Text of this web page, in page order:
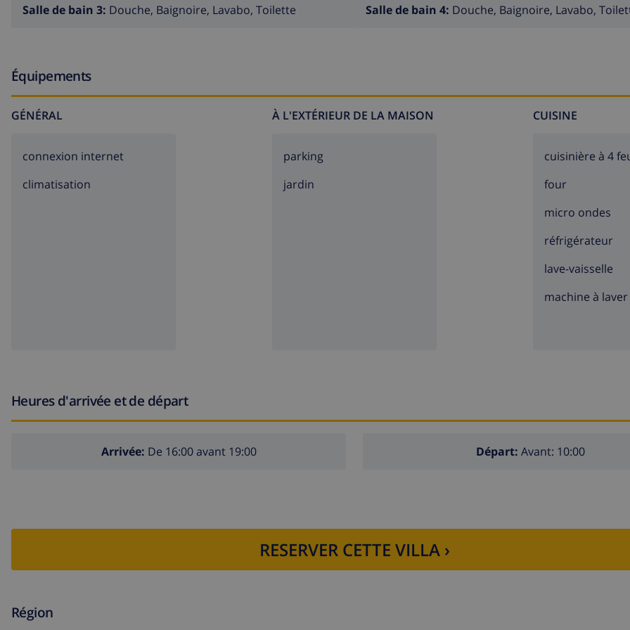
Salle de bain 3: Douche, Baignoire, Lavabo, Toilette Salle de bain 4: Douche, Baignoire, Lavabo,
Équipements
GÉNÉRAL
connexion internet
climatisation
À L'EXTÉRIEUR DE LA MAISON
parking
jardin
CUISINE
cuisinière à 4
four
micro ondes
réfrigérateur
lave-vaisselle
machine à laver
Heures d'arrivée et de départ
Arrivée: De 16:00 avant 19:00 Départ: Avant: 10:00
RESERVER CETTE VILLA ›
Région